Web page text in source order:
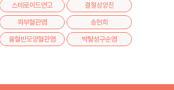
스테로이드연고 결절성양진
피부혈관염 송현희
울혈반모양혈관염 박탈성구순염